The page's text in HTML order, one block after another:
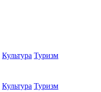
Культура Туризм
Культура Туризм